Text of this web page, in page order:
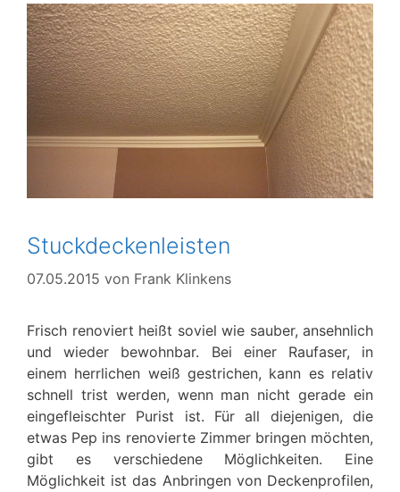
Stuckdeckenleisten
07.05.2015 von Frank Klinkens
Frisch renoviert heißt soviel wie sauber, ansehnlich
und wieder bewohnbar. Bei einer Raufaser, in
einem herrlichen weiß gestrichen, kann es relativ
schnell trist werden, wenn man nicht gerade ein
eingefleischter Purist ist. Für all diejenigen, die
etwas Pep ins renovierte Zimmer bringen möchten,
gibt es verschiedene Möglichkeiten. Eine
Möglichkeit ist das Anbringen von Deckenprofilen,